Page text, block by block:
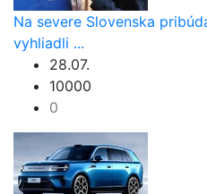
Na severe Slovenska
vyhliadli ...
28.07.
10000
0